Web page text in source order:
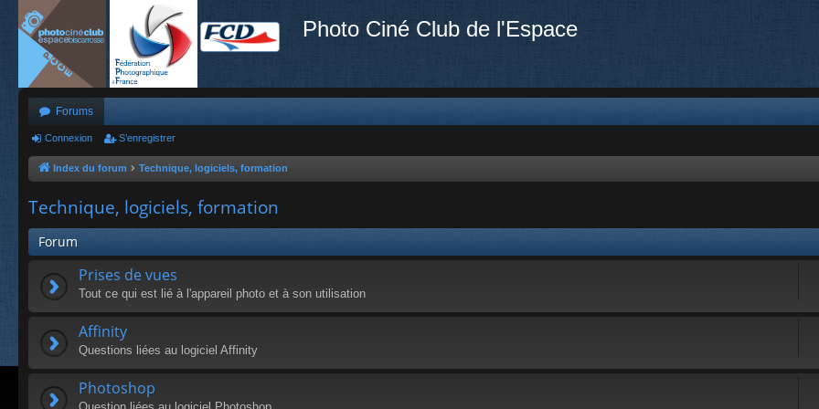
Photo Ciné Club de l'Espace
Forums
Connexion S’enregistrer
Index du forum Technique, logiciels, formation
Technique, logiciels, formation
Forum
Prises de vues
Tout ce qui est lié à l'appareil photo et à son utilisation
Affinity
Questions liées au logiciel Affinity
Photoshop